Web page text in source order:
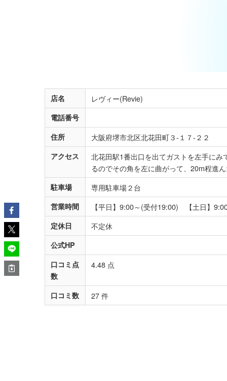
店名 レヴィー(Revie)
電話番号
住所
大阪府堺市北区北花田町３-１７-２２
アクセス
北花田駅1番出口を出てガストを左手に
るのでその角を左に曲がって、20m程進
駐車場 専用駐車場２台
営業時間 【平日】9:00～(受付19:00) 【土日】
定休日 不定休
公式HP
口コミ点
数
4.48 点
口コミ数 27 件